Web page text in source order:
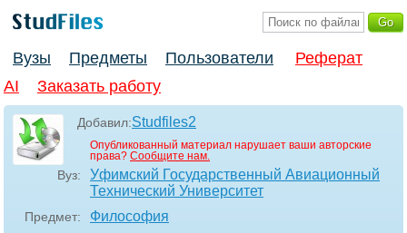
Вузы Предметы Пользователи
Реферат
AI
Заказать работу
Добавил:Studfiles2
Опубликованный материал нарушает ваши авторские
права? Сообщите нам.
Вуз:
Уфимский Государственный Авиационный
Технический Университет
Предмет: Философия